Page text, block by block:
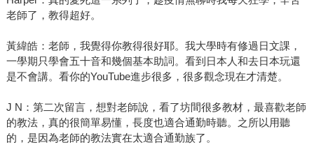
老師了，教得超好。
黃緯皓：老師，我覺得你教得很好耶。我大學時有修過日文課，
一學期只學會五十音和幾個基本助詞。看到日本人和去日本玩還
是不會講。看你的YouTube進步很多，很多觀念現在才清楚。
J N：第二次留言，想對老師說，看了坊間很多教材，最喜歡老師
的教法，真的很簡單易懂，長度也適合通勤時聽。之所以用聽
的，是因為老師的教法實在太適合通勤族了。